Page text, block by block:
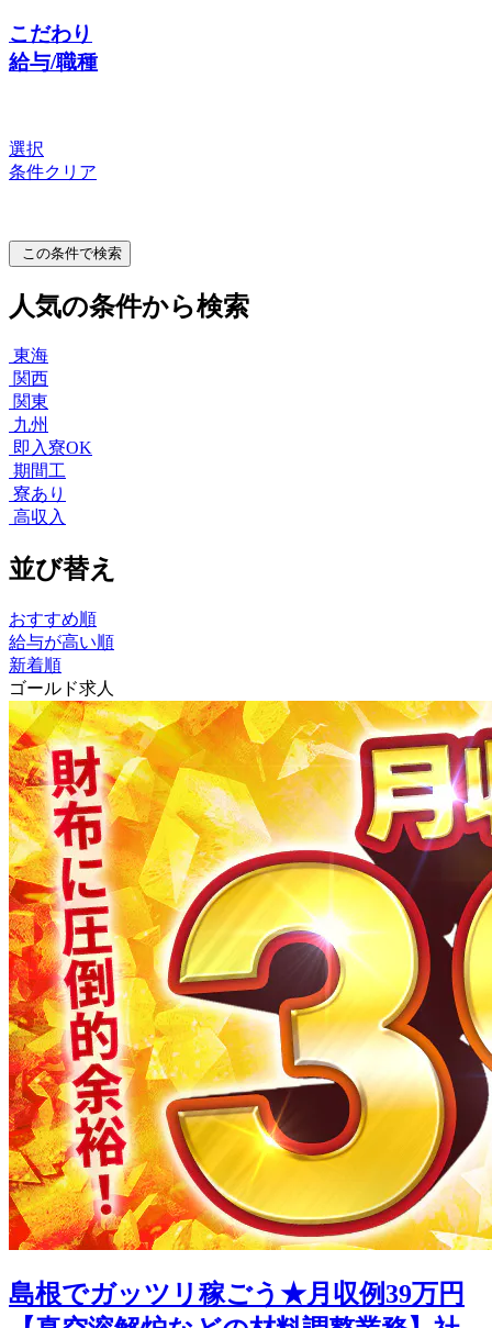
こだわり
給与/職種
選択
条件クリア
この条件で検索
人気の条件から検索
東海
関西
関東
九州
即入寮OK
期間工
寮あり
高収入
並び替え
おすすめ順
給与が高い順
新着順
ゴールド求人
島根でガッツリ稼ごう★月収例39万円